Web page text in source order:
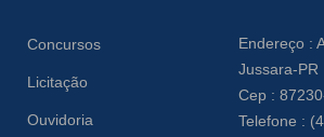
Concursos
Licitação
Ouvidoria
Endereço :
Jussara-PR
Cep :
Telefone :